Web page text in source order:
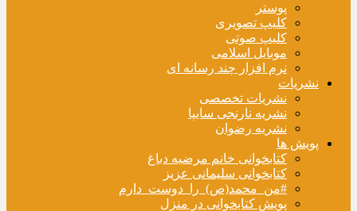
پوستر
کلیپ تصویری
کلیپ صوتی
موبایل اسلامی
نرم افزار چند رسانه ای
نشریات
نشریات تخصصی
نشریه نارنجی سایپا
نشریه رضوان
پویش ها
کتابخوانی خانم مرضیه دباغ
کتابخوانی سلیمانی عزیز
#من_محمد(ص)_را_دوست_دارم
پویش کتابخوانی در منزل